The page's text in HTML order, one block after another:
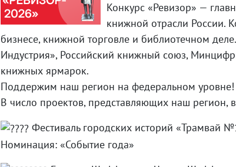
Конкурс «Ревизор» —
книжной отрасли России.
бизнесе, книжной торговле и библиотечном
Индустрия», Российский книжный союз,
книжных ярмарок.
Поддержим наш регион на федеральном уровне!
В число проектов, представляющих наш регион,
Фестиваль городских историй «Трамвай
Номинация: «Событие года»